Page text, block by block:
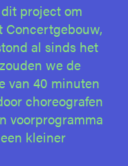
project om
al sinds het
we de
van 40 minuten
choreografen
voorprogramma
kleiner